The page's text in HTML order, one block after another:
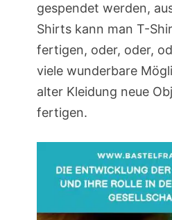
gespendet werden,
Shirts kann man T-
fertigen, oder, oder,
viele wunderbare
alter Kleidung neue
fertigen.